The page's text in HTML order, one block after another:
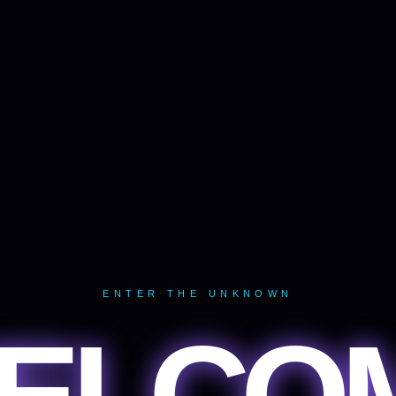
ENTER THE UNKNOWN